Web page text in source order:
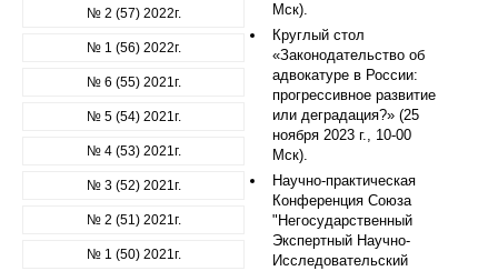
№ 2 (57) 2022г.
№ 1 (56) 2022г.
№ 6 (55) 2021г.
№ 5 (54) 2021г.
№ 4 (53) 2021г.
№ 3 (52) 2021г.
№ 2 (51) 2021г.
№ 1 (50) 2021г.
Мск).
Круглый стол
«Законодательство об
адвокатуре в России:
прогрессивное развитие
или деградация?» (25
ноября 2023 г., 10-00
Мск).
Научно-практическая
Конференция Союза
"Негосударственный
Экспертный Научно-
Исследовательский